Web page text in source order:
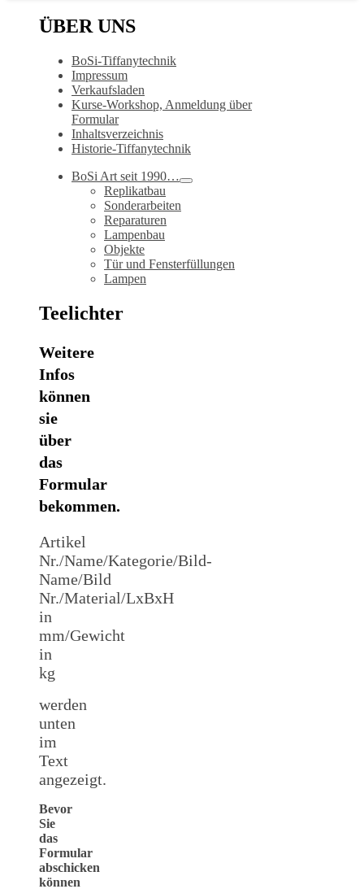
ÜBER UNS
BoSi-Tiffanytechnik
Impressum
Verkaufsladen
Kurse-Workshop, Anmeldung über
Formular
Inhaltsverzeichnis
Historie-Tiffanytechnik
BoSi Art seit 1990…
Replikatbau
Sonderarbeiten
Reparaturen
Lampenbau
Objekte
Tür und Fensterfüllungen
Lampen
Teelichter
Weitere
Infos
können
sie
über
das
Formular
bekommen.
Artikel
Nr./Name/Kategorie/Bild-
Name/Bild
Nr./Material/LxBxH
in
mm/Gewicht
in
kg
werden
unten
im
Text
angezeigt.
Bevor
Sie
das
Formular
abschicken
können